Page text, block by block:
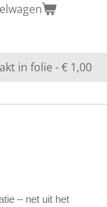
– net uit het